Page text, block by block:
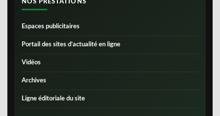
NOS PRESTATIONS
Espaces publicitaires
Portail des sites d’actualité en ligne
Vidéos
Archives
Ligne éditoriale du site